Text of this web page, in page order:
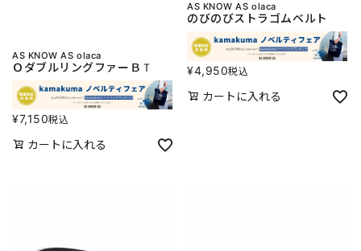
AS KNOW AS olaca
ＯダブルリングファーＢＴ
¥7,150税込
カートに入れる
AS KNOW AS olaca
のびのびストラゴムベルト
¥4,950税込
カートに入れる